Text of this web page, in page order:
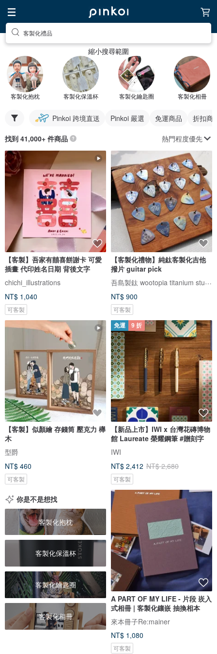
客製化禮品
縮小搜尋範圍
客製化抱枕 客製化保溫杯 客製化鑰匙圈 客製化相冊
Pinkoi 跨境直送 Pinkoi 嚴選 免運商品 折扣商
找到 41,000+ 件商品 熱門程度優先
【客製】吾家有囍喜餅謝卡 可愛
插畫 代印姓名日期 背後文字
chichi_illustrations
NT$ 1,040
可客製
【客製化禮物】純鈦客製化吉他
撥片 guitar pick
吾島製鈦 wootopia titanium studio
NT$ 900
可客製
【客製】似顏繪 存錢筒 壓克力 櫸
木
型爵
NT$ 460
可客製
免運 9 折
【新品上市】IWI x 台灣花磚博物
館 Laureate 榮耀鋼筆 #贈刻字
IWI
NT$ 2,412 NT$ 2,680
可客製
你是不是想找
客製化抱枕
客製化保溫杯
客製化鑰匙圈
客製化相冊
A PART OF MY LIFE - 片段 崁入
式相冊 | 客製化鑲嵌 抽換相本
來本冊子Re:mainer
NT$ 1,080
可客製